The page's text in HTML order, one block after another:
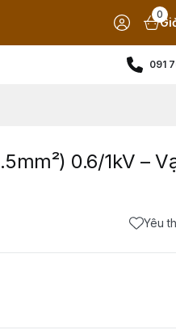
0
091
0.6/1kV –
Yêu